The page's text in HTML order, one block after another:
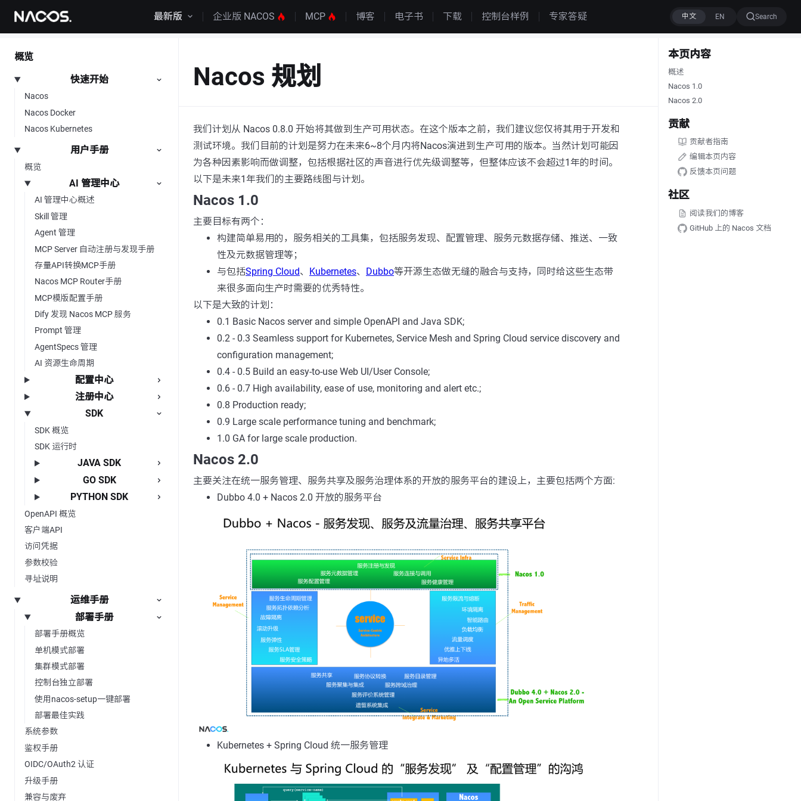
跳转到内容 最新版 企业版 NACOS MCP 博客 电子书 下载 控制台样例 专家答疑 Search
概览
快速开始
Nacos
Nacos Docker
Nacos Kubernetes
用户手册
概览
AI 管理中心
AI 管理中心概述
Skill 管理
Agent 管理
MCP Server 自动注册与发现手册
存量API转换MCP手册
Nacos MCP Router手册
MCP模版配置手册
Dify 发现 Nacos MCP 服务
Prompt 管理
AgentSpecs 管理
AI 资源生命周期
配置中心
注册中心
SDK
SDK 概览
SDK 运行时
JAVA SDK
GO SDK
PYTHON SDK
OpenAPI 概览
客户端API
访问凭据
参数校验
寻址说明
运维手册
部署手册
部署手册概览
单机模式部署
集群模式部署
控制台独立部署
使用nacos-setup一键部署
部署最佳实践
系统参数
鉴权手册
OIDC/OAuth2 认证
升级手册
兼容与废弃
本页内容
概述
Nacos 1.0
Nacos 2.0
贡献
贡献者指南
编辑本页内容
反馈本页问题
社区
阅读我们的博客
GitHub 上的 Nacos 文档
Nacos 规划
我们计划从 Nacos 0.8.0 开始将其做到生产可用状态。在这个版本之前，我们建议您仅将其用于开发和
测试环境。我们目前的计划是努力在未来6~8个月内将Nacos演进到生产可用的版本。当然计划可能因
为各种因素影响而做调整，包括根据社区的声音进行优先级调整等，但整体应该不会超过1年的时间。
以下是未来1年我们的主要路线图与计划。
Nacos 1.0
主要目标有两个：
构建简单易用的，服务相关的工具集，包括服务发现、配置管理、服务元数据存储、推送、一致
性及元数据管理等；
与包括Spring Cloud、 Kubernetes、 Dubbo等开源生态做无缝的融合与支持，同时给这些生态带
来很多面向生产时需要的优秀特性。
以下是大致的计划：
0.1 Basic Nacos server and simple OpenAPI and Java SDK;
0.2 - 0.3 Seamless support for Kubernetes, Service Mesh and Spring Cloud service discovery and
configuration management;
0.4 - 0.5 Build an easy-to-use Web UI/User Console;
0.6 - 0.7 High availability, ease of use, monitoring and alert etc.;
0.8 Production ready;
0.9 Large scale performance tuning and benchmark;
1.0 GA for large scale production.
Nacos 2.0
主要关注在统一服务管理、服务共享及服务治理体系的开放的服务平台的建设上，主要包括两个方面:
Dubbo 4.0 + Nacos 2.0 开放的服务平台
Kubernetes + Spring Cloud 统一服务管理